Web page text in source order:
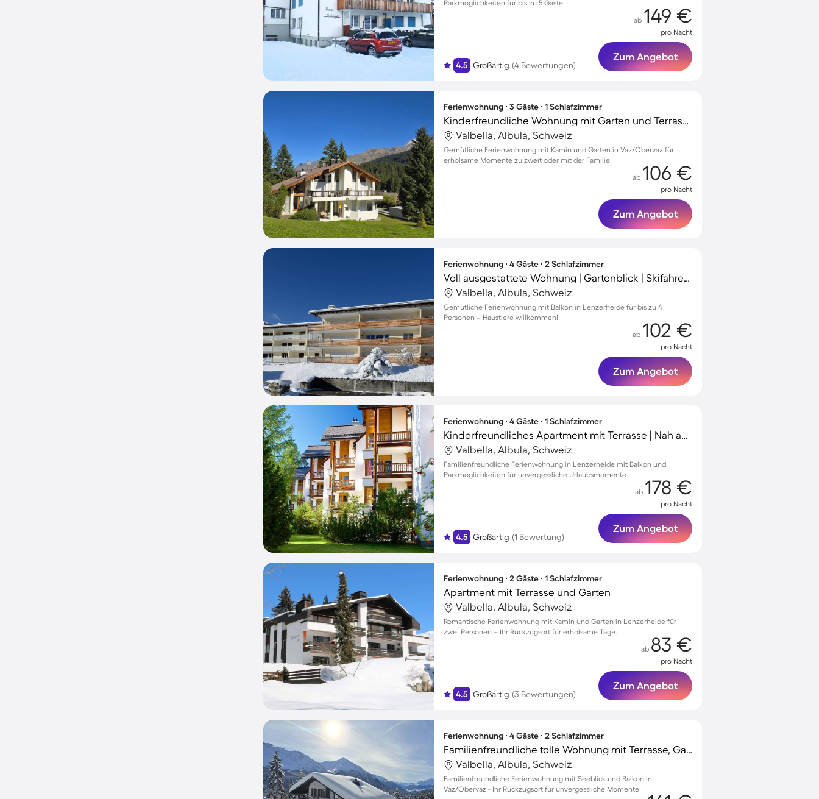
Parkmöglichkeiten für bis zu 5 Gäste
4.5 Großartig (4 Bewertungen)
ab 149 €
pro Nacht
Zum Angebot
Ferienwohnung ∙ 3 Gäste ∙ 1 Schlafzimmer
Kinderfreundliche Wohnung mit Garten und Terrasse | Naturblick | Skifahren in der Nähe
Valbella, Albula, Schweiz
Gemütliche Ferienwohnung mit Kamin und Garten in Vaz/Obervaz für
erholsame Momente zu zweit oder mit der Familie
ab 106 €
pro Nacht
Zum Angebot
Ferienwohnung ∙ 4 Gäste ∙ 2 Schlafzimmer
Voll ausgestattete Wohnung | Gartenblick | Skifahren in der Nähe | Haustiere erlaubt
Valbella, Albula, Schweiz
Gemütliche Ferienwohnung mit Balkon in Lenzerheide für bis zu 4
Personen – Haustiere willkommen!
ab 102 €
pro Nacht
Zum Angebot
Ferienwohnung ∙ 4 Gäste ∙ 1 Schlafzimmer
Kinderfreundliches Apartment mit Terrasse | Nah am Skifahren
Valbella, Albula, Schweiz
Familienfreundliche Ferienwohnung in Lenzerheide mit Balkon und
Parkmöglichkeiten für unvergessliche Urlaubsmomente
4.5 Großartig (1 Bewertung)
ab 178 €
pro Nacht
Zum Angebot
Ferienwohnung ∙ 2 Gäste ∙ 1 Schlafzimmer
Apartment mit Terrasse und Garten
Valbella, Albula, Schweiz
Romantische Ferienwohnung mit Kamin und Garten in Lenzerheide für
zwei Personen – Ihr Rückzugsort für erholsame Tage.
4.5 Großartig (3 Bewertungen)
ab 83 €
pro Nacht
Zum Angebot
Ferienwohnung ∙ 4 Gäste ∙ 2 Schlafzimmer
Familienfreundliche tolle Wohnung mit Terrasse, Garten und Grill | Seeblick | Skifahren in der Nähe
Valbella, Albula, Schweiz
Familienfreundliche Ferienwohnung mit Seeblick und Balkon in
Vaz/Obervaz - Ihr Rückzugsort für unvergessliche Momente